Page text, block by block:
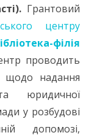
Грантовий
центру
філія
проводить
щодо надання
юридичної
у розбудові
допомозі,